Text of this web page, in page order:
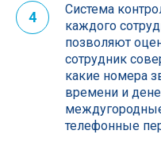
4
Система
каждого
позволяют
сотрудник
какие номера
времени и
телефонные